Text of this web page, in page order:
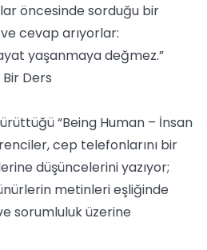
öncesinde sorduğu bir
cevap arıyorlar:
yaşanmaya değmez.”
Ders
“Being Human – İnsan
cep telefonlarını bir
düşüncelerini yazıyor;
metinleri eşliğinde
sorumluluk üzerine